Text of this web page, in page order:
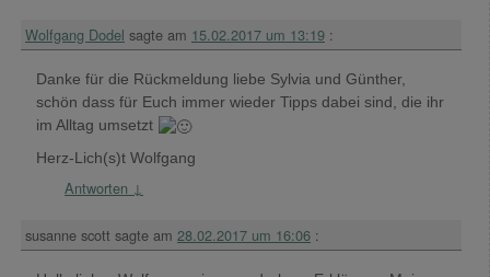
Wolfgang Dodel sagte am 15.02.2017 um 13:19 :
Danke für die Rückmeldung liebe Sylvia und Günther,
schön dass für Euch immer wieder Tipps dabei sind, die ihr
im Alltag umsetzt
Herz-Lich(s)t Wolfgang
Antworten ↓
susanne scott sagte am 28.02.2017 um 16:06 :